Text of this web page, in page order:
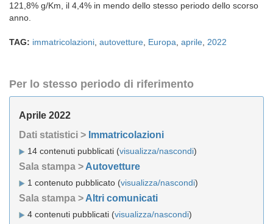
121,8% g/Km, il 4,4% in mendo dello stesso periodo dello scorso
anno.
TAG: immatricolazioni autovetture Europa aprile 2022
Per lo stesso periodo di riferimento
Aprile 2022
Dati statistici > Immatricolazioni
14 contenuti pubblicati (visualizza/nascondi)
Sala stampa > Autovetture
1 contenuto pubblicato (visualizza/nascondi)
Sala stampa > Altri comunicati
4 contenuti pubblicati (visualizza/nascondi)